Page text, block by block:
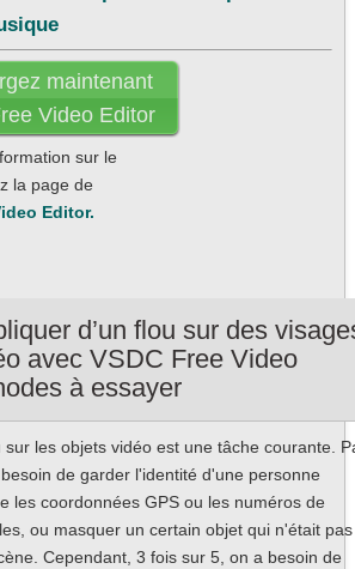
maintenant
Video Editor
sur le
la page de
Editor.
d’un flou sur des
avec VSDC Free Video
à essayer
sur les objets vidéo est une tâche courante.
de garder l'identité d'une personne
les coordonnées GPS ou les numéros de
ou masquer un certain objet qui n'était pas
Cependant, 3 fois sur 5, on a besoin de